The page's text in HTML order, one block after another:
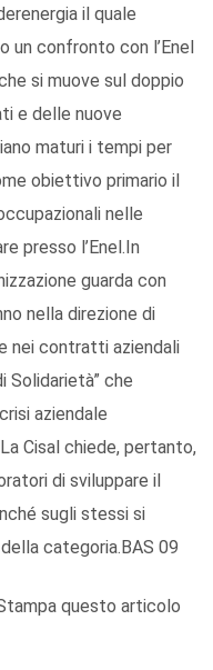
il quale
un confronto con l’Enel
si muove sul doppio
e delle nuove
maturi i tempi per
obiettivo primario il
nelle
presso l’Enel.In
guarda con
nella direzione di
nei contratti aziendali
Solidarietà” che
aziendale
Cisal chiede, pertanto,
di sviluppare il
sugli stessi si
categoria.BAS 09
questo articolo